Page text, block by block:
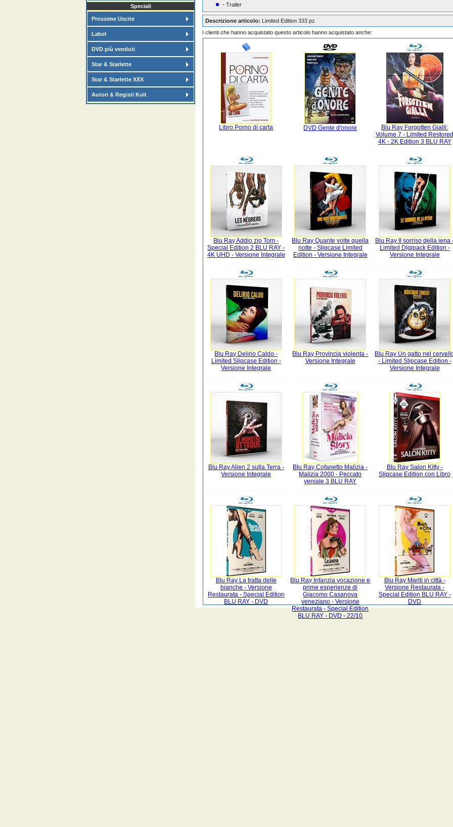
Speciali
Prossime Uscite
Label
DVD più venduti
Star & Starlette
Star & Starlette XXX
Autori & Registi Kult
- Trailer
Descrizione articolo: Limited Edition 333 pz
I clienti che hanno acquistato questo articolo hanno acquistato anche:
Libro Porno di carta DVD Gente d'onore
Blu Ray Forgotten Gialli:
Volume 7 - Limited
4K - 2K Edition 3 BLU RAY
Blu Ray Addio zio Tom -
Special Edition 2 BLU RAY -
4K UHD - Versione Integrale
Blu Ray Quante volte quella
notte - Slipcase Limited
Edition - Versione Integrale
Blu Ray Il sorriso della iena
Limited Digipack Edition -
Versione Integrale
Blu Ray Delirio Caldo -
Limited Slipcase Edition -
Versione Integrale
Blu Ray Provincia violenta -
Versione Integrale
Blu Ray Un gatto nel
- Limited Slipcase Edition -
Versione Integrale
Blu Ray Alien 2 sulla Terra -
Versione Integrale
Blu Ray Cofanetto Malizia -
Malizia 2000 - Peccato
veniale 3 BLU RAY
Blu Ray Salon Kitty -
Slipcase Edition con Libro
Blu Ray La tratta delle
bianche - Versione
Restaurata - Special Edition
BLU RAY - DVD
Blu Ray Infanzia vocazione e
prime esperienze di
Giacomo Casanova
veneziano - Versione
Restaurata - Special Edition
BLU RAY - DVD - 22/10
Blu Ray Mariti in città -
Versione Restaurata -
Special Edition BLU RAY -
DVD